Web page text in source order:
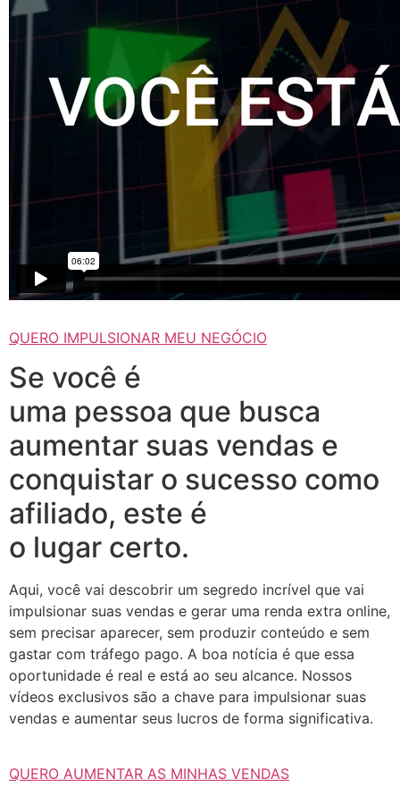
QUERO IMPULSIONAR MEU NEGÓCIO
Se você é
uma pessoa que busca
aumentar suas vendas e
conquistar o sucesso como
afiliado, este é
o lugar certo.
Aqui, você vai descobrir um segredo incrível que vai
impulsionar suas vendas e gerar uma renda extra online,
sem precisar aparecer, sem produzir conteúdo e sem
gastar com tráfego pago. A boa notícia é que essa
oportunidade é real e está ao seu alcance. Nossos
vídeos exclusivos são a chave para impulsionar suas
vendas e aumentar seus lucros de forma significativa.
QUERO AUMENTAR AS MINHAS VENDAS